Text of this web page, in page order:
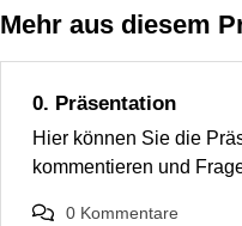
Mehr aus diesem
0. Präsentation
Hier können Sie die
kommentieren und
0 Kommentare